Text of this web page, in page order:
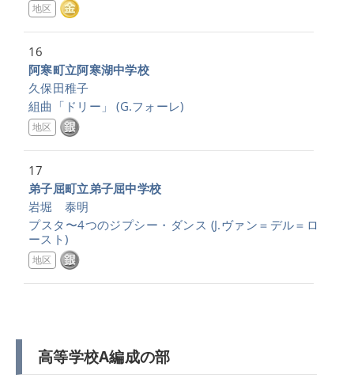
地区
16
阿寒町立阿寒湖中学校
久保田稚子
組曲「ドリー」
(G.フォーレ)
地区
17
弟子屈町立弟子屈中学校
岩堀 泰明
プスタ〜4つのジプシー・ダンス (J.ヴァン＝デル＝ロ
ースト)
地区
高等学校A編成の部